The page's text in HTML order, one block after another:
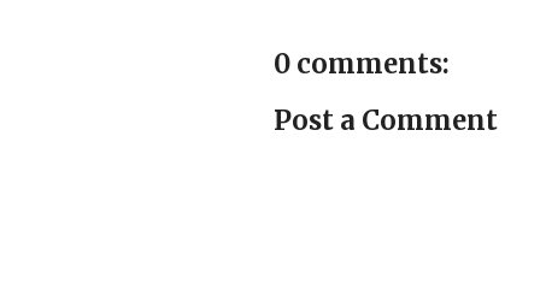
0 comments:
Post a Comment